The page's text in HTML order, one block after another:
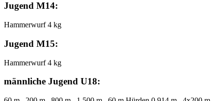
Jugend M14:
Hammerwurf 4 kg
Jugend M15:
Hammerwurf 4 kg
männliche Jugend U18: